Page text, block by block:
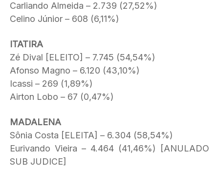
Carliando Almeida – 2.739 (27,52%)
Celino Júnior – 608 (6,11%)
ITATIRA
Zé Dival [ELEITO] – 7.745 (54,54%)
Afonso Magno – 6.120 (43,10%)
Icassi – 269 (1,89%)
Airton Lobo – 67 (0,47%)
MADALENA
Sônia Costa [ELEITA] – 6.304 (58,54%)
Eurivando Vieira – 4.464 (41,46%) [ANULADO
SUB JUDICE]